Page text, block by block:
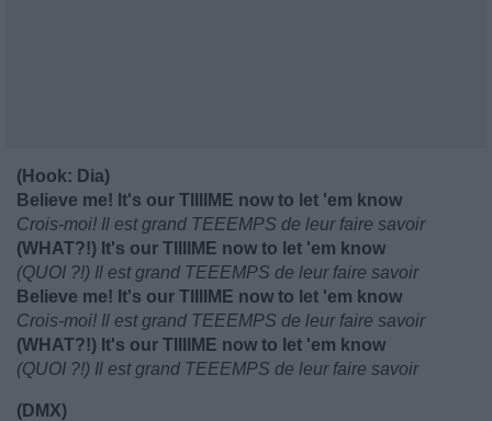
(Hook: Dia)
Believe me! It's our TIIIIME now to let 'em know
Crois-moi! Il est grand TEEEMPS de leur faire savoir
(WHAT?!) It's our TIIIIME now to let 'em know
(QUOI ?!) Il est grand TEEEMPS de leur faire savoir
Believe me! It's our TIIIIME now to let 'em know
Crois-moi! Il est grand TEEEMPS de leur faire savoir
(WHAT?!) It's our TIIIIME now to let 'em know
(QUOI ?!) Il est grand TEEEMPS de leur faire savoir
(DMX)